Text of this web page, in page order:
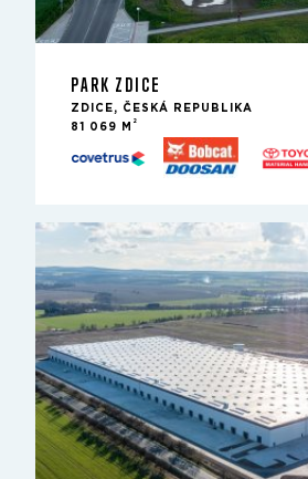
PARK ZDICE
ZDICE, ČESKÁ REPUBLIKA
81 069 M
2